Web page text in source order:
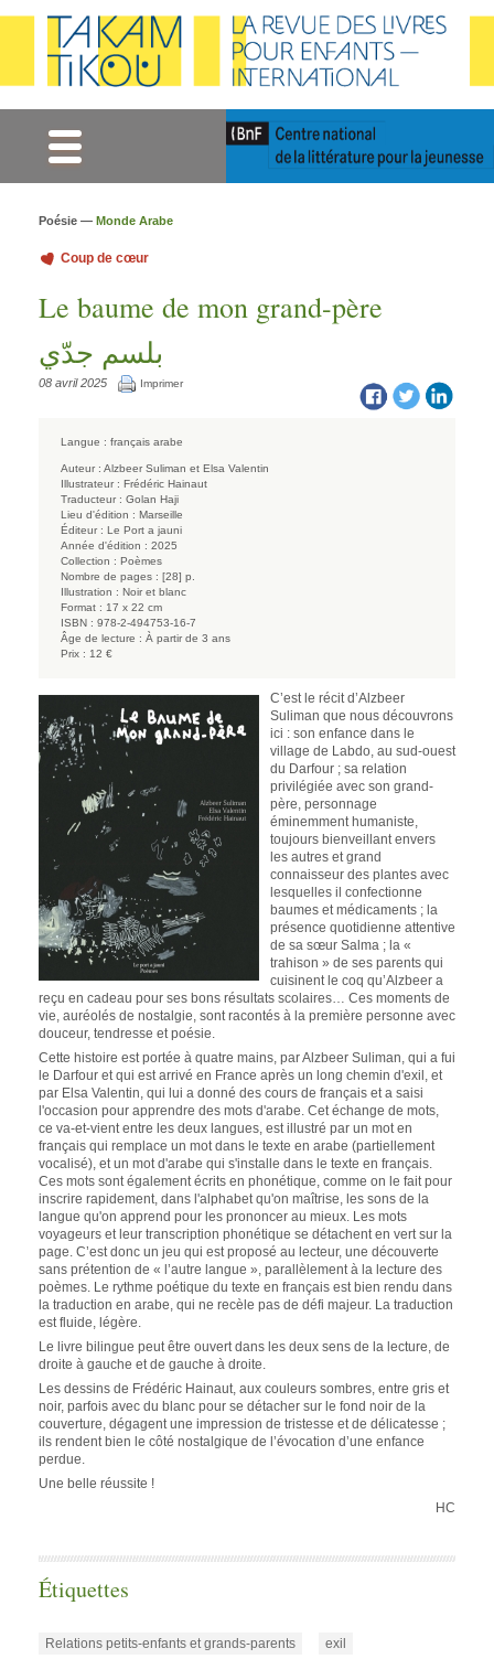
Poésie — Monde Arabe
Coup de cœur
Le baume de mon grand-père
بلسم جدّي
08 avril 2025 Imprimer
Langue : français arabe
Auteur : Alzbeer Suliman et Elsa Valentin
Illustrateur : Frédéric Hainaut
Traducteur : Golan Haji
Lieu d'édition : Marseille
Éditeur : Le Port a jauni
Année d'édition : 2025
Collection : Poèmes
Nombre de pages : [28] p.
Illustration : Noir et blanc
Format : 17 x 22 cm
ISBN : 978-2-494753-16-7
Âge de lecture : À partir de 3 ans
Prix : 12 €
C’est le récit d’Alzbeer
Suliman que nous découvrons
ici : son enfance dans le
village de Labdo, au sud-ouest
du Darfour ; sa relation
privilégiée avec son grand-
père, personnage
éminemment humaniste,
toujours bienveillant envers
les autres et grand
connaisseur des plantes avec
lesquelles il confectionne
baumes et médicaments ; la
présence quotidienne attentive
de sa sœur Salma ; la «
trahison » de ses parents qui
cuisinent le coq qu’Alzbeer a
reçu en cadeau pour ses bons résultats scolaires… Ces moments de
vie, auréolés de nostalgie, sont racontés à la première personne avec
douceur, tendresse et poésie.
Cette histoire est portée à quatre mains, par Alzbeer Suliman, qui a fui
le Darfour et qui est arrivé en France après un long chemin d'exil, et
par Elsa Valentin, qui lui a donné des cours de français et a saisi
l'occasion pour apprendre des mots d'arabe. Cet échange de mots,
ce va-et-vient entre les deux langues, est illustré par un mot en
français qui remplace un mot dans le texte en arabe (partiellement
vocalisé), et un mot d'arabe qui s'installe dans le texte en français.
Ces mots sont également écrits en phonétique, comme on le fait pour
inscrire rapidement, dans l'alphabet qu'on maîtrise, les sons de la
langue qu'on apprend pour les prononcer au mieux. Les mots
voyageurs et leur transcription phonétique se détachent en vert sur la
page. C’est donc un jeu qui est proposé au lecteur, une découverte
sans prétention de « l’autre langue », parallèlement à la lecture des
poèmes. Le rythme poétique du texte en français est bien rendu dans
la traduction en arabe, qui ne recèle pas de défi majeur. La traduction
est fluide, légère.
Le livre bilingue peut être ouvert dans les deux sens de la lecture, de
droite à gauche et de gauche à droite.
Les dessins de Frédéric Hainaut, aux couleurs sombres, entre gris et
noir, parfois avec du blanc pour se détacher sur le fond noir de la
couverture, dégagent une impression de tristesse et de délicatesse ;
ils rendent bien le côté nostalgique de l’évocation d’une enfance
perdue.
Une belle réussite !
HC
Étiquettes
Relations petits-enfants et grands-parents
exil